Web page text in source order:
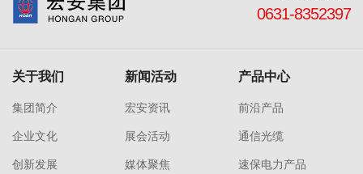
0631-8352397
关于我们
集团简介
企业文化
创新发展
新闻活动
宏安资讯
展会活动
媒体聚焦
产品中心
前沿产品
通信光缆
速保电力产品